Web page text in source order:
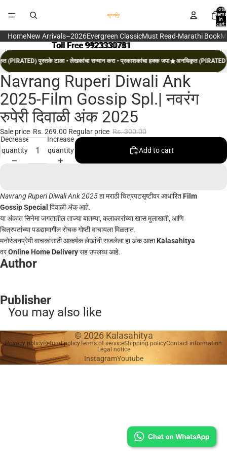
Total
items
in
cart:
HomeNew Arrivals–2026Evergreen ClassicMust Read-Marathi Book
Toll Free 9923330781
Toll Free 9923330781
(PIRATED) पुस्तके टाळा • लेखकांचा सन्मान करा • प्रकाशकांचा हक्क जपा अनधिकृत (PIRATED)
Open
image
in
full
screen
Navrang Ruperi Diwali Ank
2025-Film Gossip Spl.| नवरंग
रुपेरी दिवाळी अंक 2025
Sale price Rs. 269.00 Regular price Rs. 300.00
Decrease
quantity
Increase
quantity
Add to cart
Navrang Ruperi Diwali Ank 2025हा मराठी चित्रपटसृष्टीवर आधारित Film
Gossip Special दिवाळी अंक आहे.
या अंकात सिनेमा जगतातील ताज्या बातम्या, कलाकारांच्या खास मुलाखती, आणि
चित्रपटांच्या पडद्यामागील रोचक गोष्टी वाचायला मिळतात.
मनोरंजनप्रेमी वाचकांसाठी आकर्षक लेखांनी सजलेला हा अंक आताKalasahitya
वरOnline Home Deliveryसह उपलब्ध आहे.
Author
Publisher
You may also like
© 2026 Kalasahitya
Privacy policyRefund policyTerms of serviceShipping policyContact information
Legal notice
InstagramYoutube